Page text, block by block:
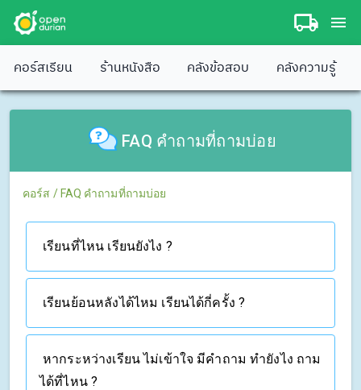
คอร์สเรียน ร้านหนังสือ คลังข้อสอบ คลังความรู้
FAQ คำถามที่ถามบ่อย
คอร์ส / FAQ คำถามที่ถามบ่อย
เรียนที่ไหน เรียนยังไง ?
เรียนย้อนหลังได้ไหม เรียนได้กี่ครั้ง ?
หากระหว่างเรียน ไม่เข้าใจ มีคำถาม ทำยังไง ถาม
ได้ที่ไหน ?